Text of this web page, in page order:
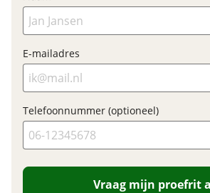
Garanties
BOVAG Garantie
Fabrieksgarantie
Ja
E-mailadres
Telefoonnummer (optioneel)
Vraag mijn proefrit